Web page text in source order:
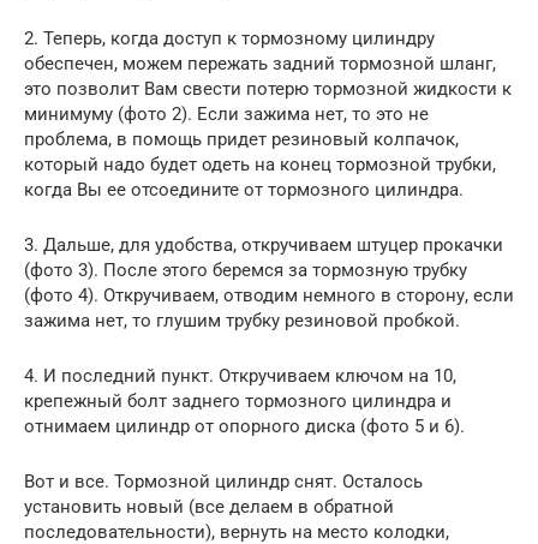
2. Теперь, когда доступ к тормозному цилиндру
обеспечен, можем пережать задний тормозной шланг,
это позволит Вам свести потерю тормозной жидкости к
минимуму (фото 2). Если зажима нет, то это не
проблема, в помощь придет резиновый колпачок,
который надо будет одеть на конец тормозной трубки,
когда Вы ее отсоедините от тормозного цилиндра.
3. Дальше, для удобства, откручиваем штуцер прокачки
(фото 3). После этого беремся за тормозную трубку
(фото 4). Откручиваем, отводим немного в сторону, если
зажима нет, то глушим трубку резиновой пробкой.
4. И последний пункт. Откручиваем ключом на 10,
крепежный болт заднего тормозного цилиндра и
отнимаем цилиндр от опорного диска (фото 5 и 6).
Вот и все. Тормозной цилиндр снят. Осталось
установить новый (все делаем в обратной
последовательности), вернуть на место колодки,